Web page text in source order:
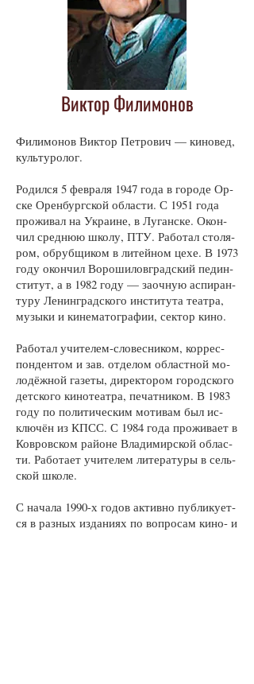
Виктор Филимонов
Фи­ли­мо­нов Вик­тор Пет­ро­вич — ки­но­вед,
куль­ту­ро­лог.
Ро­дил­ся 5 фев­ра­ля 1947 го­да в го­ро­де Ор­
ске Орен­бург­ской об­лас­ти. С 1951 го­да
про­жи­вал на Укра­и­не, в Лу­ган­ске. Окон­
чил сред­нюю шко­лу, ПТУ. Ра­бо­тал сто­ля­
ром, об­руб­щи­ком в ли­тей­ном це­хе. В 1973
го­ду окон­чил Во­ро­ши­лов­град­ский пед­ин­
сти­тут, а в 1982 го­ду — за­оч­ную ас­пи­ран­
ту­ру Ле­нин­град­ско­го ин­сти­ту­та те­ат­ра,
му­зы­ки и ки­не­ма­то­гра­фии, сек­тор ки­но.
Ра­бо­тал учи­те­лем-сло­вес­ни­ком, кор­рес­
пон­ден­том и зав. от­де­лом об­ласт­ной мо­
ло­дёж­ной га­зе­ты, ди­рек­то­ром го­род­ско­го
дет­ско­го ки­но­те­ат­ра, пе­чат­ни­ком. В 1983
го­ду по по­ли­ти­чес­ким мо­ти­вам был ис­
клю­чён из КПСС. С 1984 го­да про­жи­ва­ет в
Ков­ров­ском рай­о­не Вла­ди­мир­ской об­лас­
ти. Ра­бо­та­ет учи­те­лем ли­те­ра­ту­ры в сель­
ской шко­ле.
С на­ча­ла 1990-х го­дов ак­тив­но пуб­ли­ку­ет­
ся в раз­ных из­да­ни­ях по во­про­сам ки­но- и